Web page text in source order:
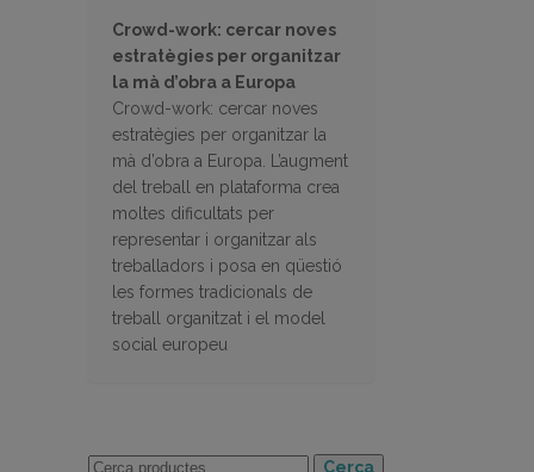
Crowd-work: cercar noves
estratègies per organitzar
la mà d’obra a Europa
Crowd-work: cercar noves
estratègies per organitzar la
mà d’obra a Europa. L’augment
del treball en plataforma crea
moltes dificultats per
representar i organitzar als
treballadors i posa en qüestió
les formes tradicionals de
treball organitzat i el model
social europeu
Cerca